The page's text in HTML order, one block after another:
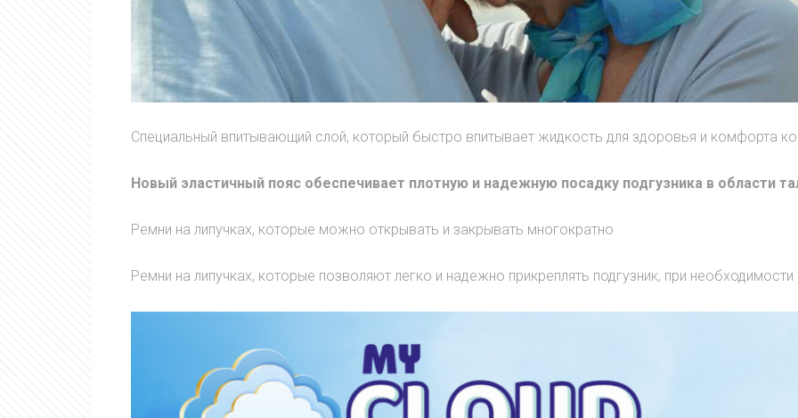
Специальный впитывающий слой, который быстро впитывает жидкость для здоровья и комфорта
Новый эластичный пояс обеспечивает плотную и надежную посадку подгузника в области
Ремни на липучках, которые можно открывать и закрывать многократно
Ремни на липучках, которые позволяют легко и надежно прикреплять подгузник, при